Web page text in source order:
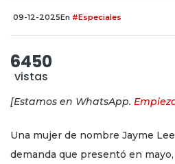
09-12-2025En #Especiales
6450
vistas
[Estamos en WhatsApp.
Una mujer de nombre Jayme
demanda que presentó en